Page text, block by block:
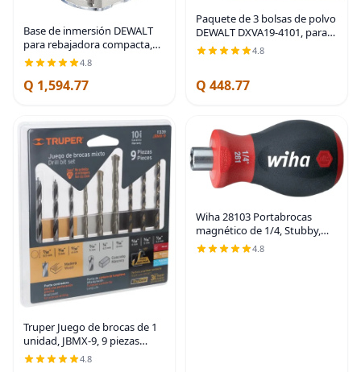
Base de inmersión DEWALT
para rebajadora compacta,
varillas de acero para un
trazo de inmersión suave
(DNP612)
4.8
Q 1,594.77
Paquete de 3 bolsas de polvo
DEWALT DXVA19-4101, para
aspiradora húmeda/seca de
6-10 galones, bolsas de
compatibles con DXV06P
4.8
Q 448.77
Truper Juego de brocas de 1
unidad, JBMX-9, 9 piezas
surtidas
4.8
Wiha 28103 Portabrocas
magnético de 1/4, Stubby,
57mm
4.8